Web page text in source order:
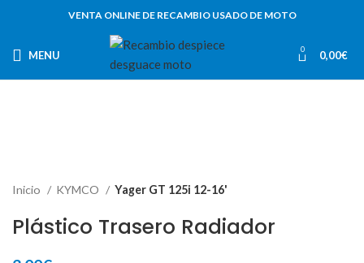
VENTA ONLINE DE RECAMBIO USADO DE MOTO
MENU 0 0,00€
Inicio KYMCO Yager GT 125i 12-16'
Plástico Trasero Radiador